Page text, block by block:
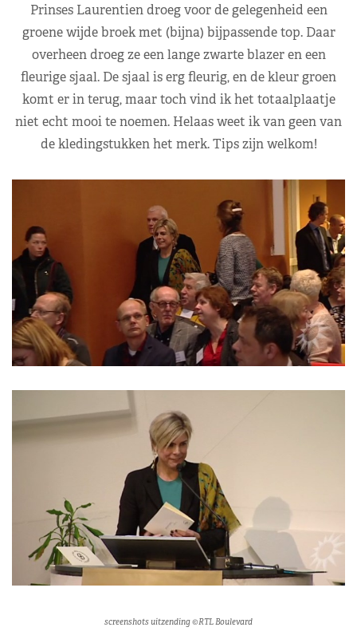
Prinses Laurentien droeg voor de gelegenheid een
groene wijde broek met (bijna) bijpassende top. Daar
overheen droeg ze een lange zwarte blazer en een
fleurige sjaal. De sjaal is erg fleurig, en de kleur groen
komt er in terug, maar toch vind ik het totaalplaatje
niet echt mooi te noemen. Helaas weet ik van geen van
de kledingstukken het merk. Tips zijn welkom!
screenshots uitzending ©RTL Boulevard